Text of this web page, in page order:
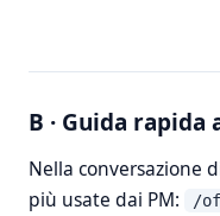
B · Guida
Nella conversazione
più usate dai PM:
/